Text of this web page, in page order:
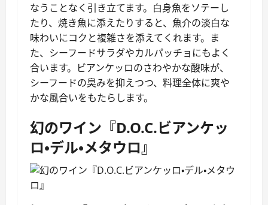
なうことなく引き立てます。白身魚をソテーし
たり、焼き魚に添えたりすると、魚介の淡白な
味わいにコクと複雑さを添えてくれます。ま
た、シーフードサラダやカルパッチョにもよく
合います。ビアンケッロのさわやかな酸味が、
シーフードの臭みを抑えつつ、料理全体に爽や
かな風合いをもたらします。
幻のワイン『D.O.C.ビアンケッ
ロ・デル・メタウロ』